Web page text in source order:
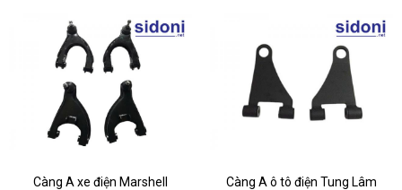
Càng A xe điện Marshell Càng A ô tô điện Tung Lâm